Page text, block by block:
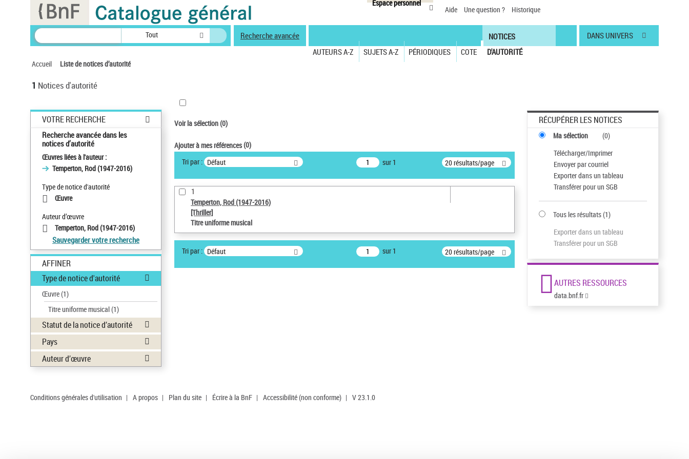
Espace personnel
Aide Une question ? Historique
Tout
Recherche avancée
AUTEURS A-Z
SUJETS A-Z PÉRIODIQUES COTE
NOTICES
D'AUTORITÉ
DANS UNIVERS
Accueil Liste de notices d’autorité
1 Notices d'autorité
VOTRE RECHERCHE
Recherche avancée dans les
notices d’autorité
Œuvres liées à l'auteur :
Temperton, Rod (1947-2016)
Type de notice d'autorité
Œuvre
Auteur d’œuvre
Temperton, Rod (1947-2016)
Sauvegarder votre recherche
AFFINER
Type de notice d'autorité
Œuvre(1)
Titre uniforme musical(1)
Statut de la notice d’autorité
Pays
Auteur d’œuvre
Voir la sélection (0)
Ajouter à mes références(0)
Tri par : Défaut sur 1 20 résultats/page
1
Temperton, Rod (1947-2016)
[Thriller]
Titre uniforme musical
Tri par : Défaut sur 1 20 résultats/page
RÉCUPÉRER LES NOTICES
Ma sélection (0)
Télécharger/Imprimer
Envoyer par courriel
Exporter dans un tableau
Transférer pour un SGB
Tous les résultats(1)
Exporter dans un tableau
Transférer pour un SGB
AUTRES RESSOURCES
data.bnf.fr
Conditions générales d'utilisation | A propos | Plan du site | Écrire à la BnF | Accessibilité (non conforme) | V 23.1.0
Panneau de gestion des cookies